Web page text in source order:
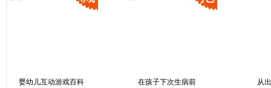
婴幼儿互动游戏百科
在孩子下次生病前
从